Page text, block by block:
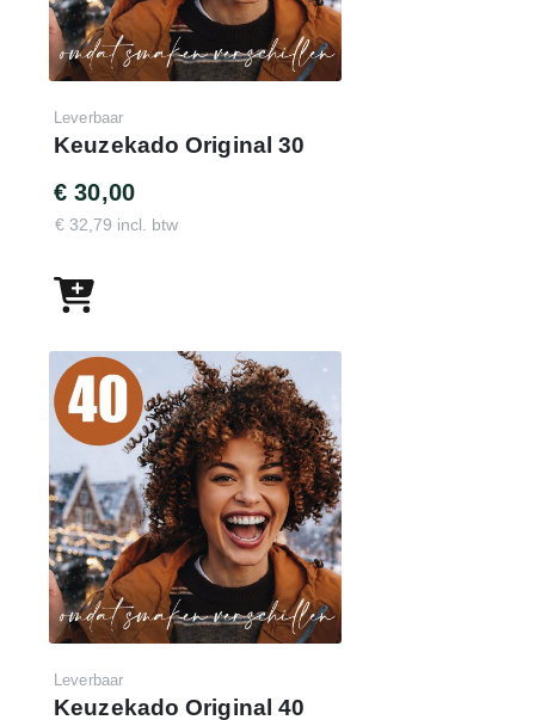
Leverbaar
Keuzekado Original 30
€ 30,00
€ 32,79 incl. btw
Leverbaar
Keuzekado Original 40